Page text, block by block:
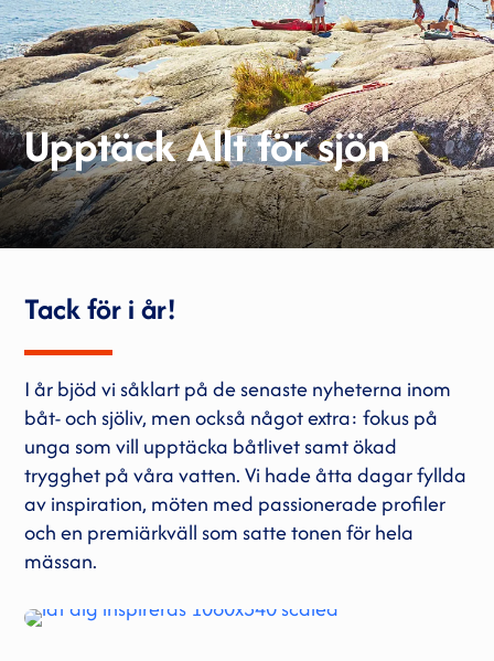
Upptäck Allt för sjön
Tack för i år!
I år bjöd vi såklart på de senaste nyheterna inom
båt- och sjöliv, men också något extra: fokus på
unga som vill upptäcka båtlivet samt ökad
trygghet på våra vatten. Vi hade åtta dagar fyllda
av inspiration, möten med passionerade profiler
och en premiärkväll som satte tonen för hela
mässan.